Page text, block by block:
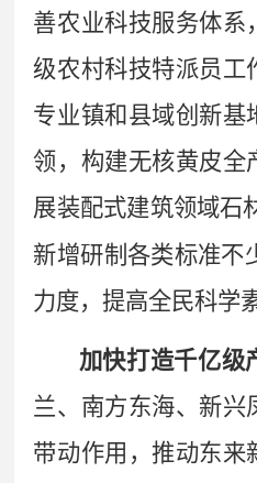
善农业科技服务体系
级农村科技特派员工
专业镇和县域创新基
领，构建无核黄皮全
展装配式建筑领域石
新增研制各类标准不
力度，提高全民科学
加快打造千亿级
兰、南方东海、新兴
带动作用，推动东来